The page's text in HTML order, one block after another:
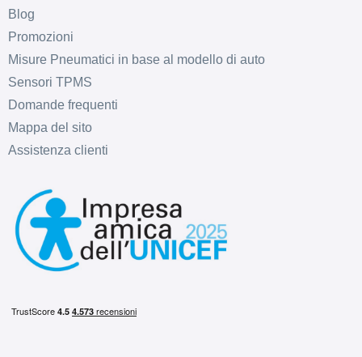
Blog
Promozioni
Misure Pneumatici in base al modello di auto
Sensori TPMS
Domande frequenti
Mappa del sito
Assistenza clienti